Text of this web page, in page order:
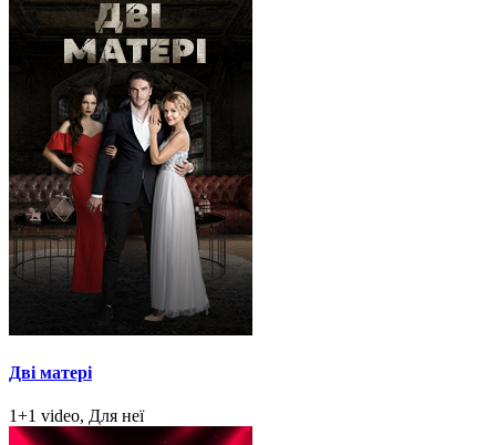
Дві матері
1+1 video, Для неї